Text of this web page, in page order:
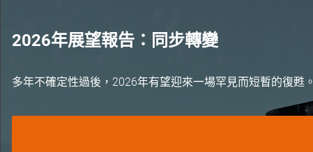
2026年展望報告：同步轉變
多年不確定性過後，2026年有望迎來一場罕見而短暫的復甦。